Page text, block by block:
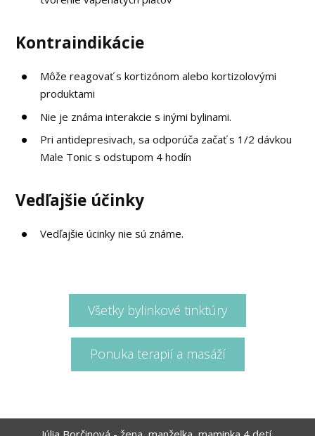
Kontraindikácie
Môže reagovať s kortizónom alebo kortizolovými
produktami
Nie je známa interakcie s inými bylinami.
Pri antidepresivach, sa odporúča začať s 1/2 dávkou
Male Tonic s odstupom 4 hodín
Vedľajšie účinky
Vedľajšie úcinky nie sú známe.
Všetky bylinkové tinktúry
Ponuka terapií a masáží